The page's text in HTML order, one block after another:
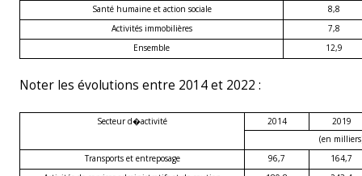
Santé humaine et action sociale
8,8
Activités immobilières
7,8
Ensemble
12,9
Noter les évolutions entre 2014 et 2022 :
Secteur d�activité 2014
2019
(en
Transports et entreposage
96,7
164,7